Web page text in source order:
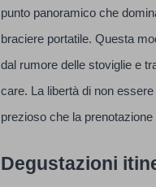
punto panoramico che
braciere portatile. Questa
dal rumore delle stoviglie e
care. La libertà di non
prezioso che la
Degustazioni